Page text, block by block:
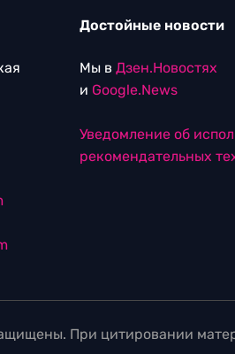
Достойные новости
Мы в Дзен.Новостях
и Google.News
Уведомление об
рекомендательных
При цитировании